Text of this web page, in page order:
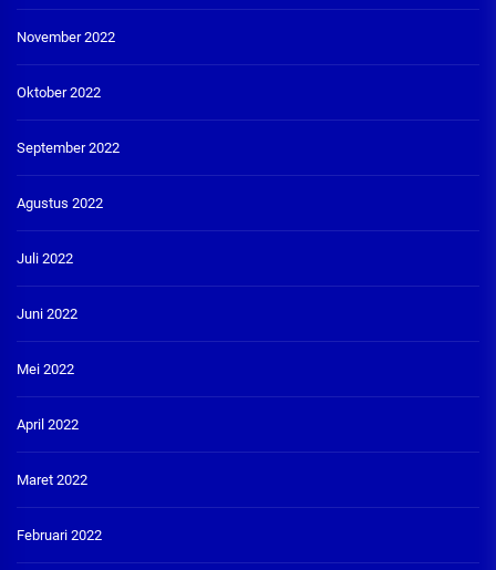
November 2022
Oktober 2022
September 2022
Agustus 2022
Juli 2022
Juni 2022
Mei 2022
April 2022
Maret 2022
Februari 2022